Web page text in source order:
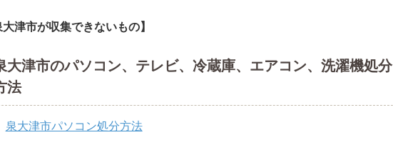
大津市が収集できないもの】
大津市のパソコン、テレビ、冷蔵庫、エアコン、洗濯機処分
法
泉大津市パソコン処分方法